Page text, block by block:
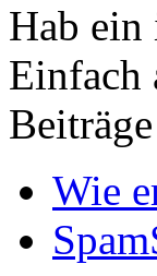
Hab ein
Einfach
Wie